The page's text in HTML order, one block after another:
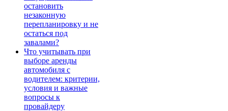
остановить
незаконную
перепланировку и не
остаться под
завалами?
Что учитывать при
выборе аренды
автомобиля с
водителем: критерии,
условия и важные
вопросы к
провайдеру